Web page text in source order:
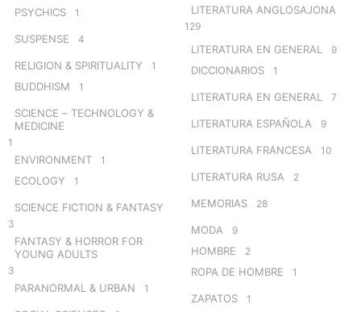
PSYCHICS 1
SUSPENSE 4
RELIGION & SPIRITUALITY 1
BUDDHISM 1
SCIENCE – TECHNOLOGY &
MEDICINE
1
ENVIRONMENT 1
ECOLOGY 1
SCIENCE FICTION & FANTASY
3
FANTASY & HORROR FOR
YOUNG ADULTS
3
PARANORMAL & URBAN 1
LITERATURA ANGLOSAJONA
129
LITERATURA EN GENERAL 9
DICCIONARIOS 1
LITERATURA EN GENERAL 7
LITERATURA ESPAÑOLA 9
LITERATURA FRANCESA 10
LITERATURA RUSA 2
MEMORIAS 28
MODA 9
HOMBRE 2
ROPA DE HOMBRE 1
ZAPATOS 1